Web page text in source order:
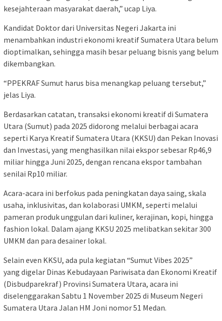
kesejahteraan masyarakat daerah,” ucap Liya.
Kandidat Doktor dari Universitas Negeri Jakarta ini
menambahkan industri ekonomi kreatif Sumatera Utara belum
dioptimalkan, sehingga masih besar peluang bisnis yang belum
dikembangkan.
“PPEKRAF Sumut harus bisa menangkap peluang tersebut,”
jelas Liya.
Berdasarkan catatan, transaksi ekonomi kreatif di Sumatera
Utara (Sumut) pada 2025 didorong melalui berbagai acara
seperti Karya Kreatif Sumatera Utara (KKSU) dan Pekan Inovasi
dan Investasi, yang menghasilkan nilai ekspor sebesar Rp46,9
miliar hingga Juni 2025, dengan rencana ekspor tambahan
senilai Rp10 miliar.
Acara-acara ini berfokus pada peningkatan daya saing, skala
usaha, inklusivitas, dan kolaborasi UMKM, seperti melalui
pameran produk unggulan dari kuliner, kerajinan, kopi, hingga
fashion lokal. Dalam ajang KKSU 2025 melibatkan sekitar 300
UMKM dan para desainer lokal.
Selain even KKSU, ada pula kegiatan “Sumut Vibes 2025”
yang digelar Dinas Kebudayaan Pariwisata dan Ekonomi Kreatif
(Disbudparekraf) Provinsi Sumatera Utara, acara ini
diselenggarakan Sabtu 1 November 2025 di Museum Negeri
Sumatera Utara Jalan HM Joni nomor 51 Medan.